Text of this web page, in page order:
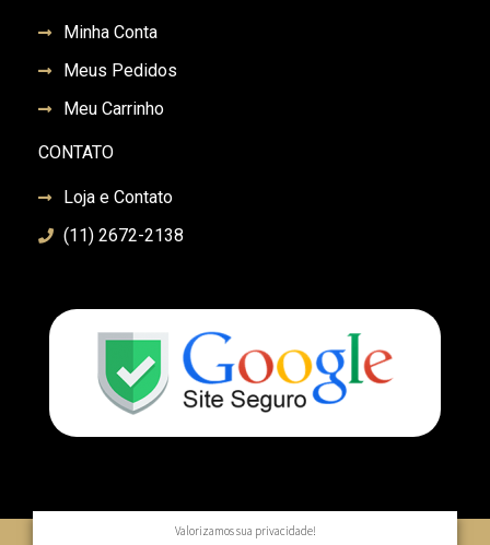
Minha Conta
Meus Pedidos
Meu Carrinho
CONTATO
Loja e Contato
(11) 2672-2138
Valorizamos sua privacidade!